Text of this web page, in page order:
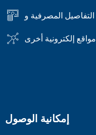
مواقع إلكترونية أخرى
إمكانية الوصول